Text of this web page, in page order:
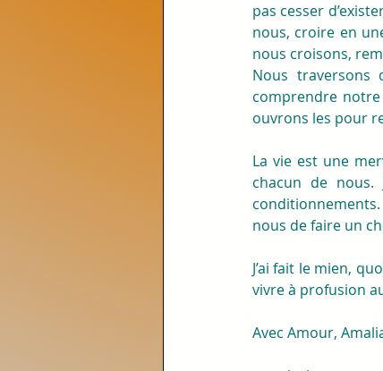
pas cesser
nous, croire en
nous croisons,
Nous traversons
comprendre
ouvrons les pour
La vie est une
chacun de
nous de faire un
J’ai fait le mien,
vivre à profusion
Avec Amour,